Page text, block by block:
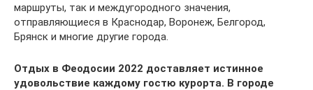
маршруты, так и междугородного значения,
отправляющиеся в Краснодар, Воронеж, Белгород,
Брянск и многие другие города.
Отдых в Феодосии 2022 доставляет истинное
удовольствие каждому гостю курорта. В городе